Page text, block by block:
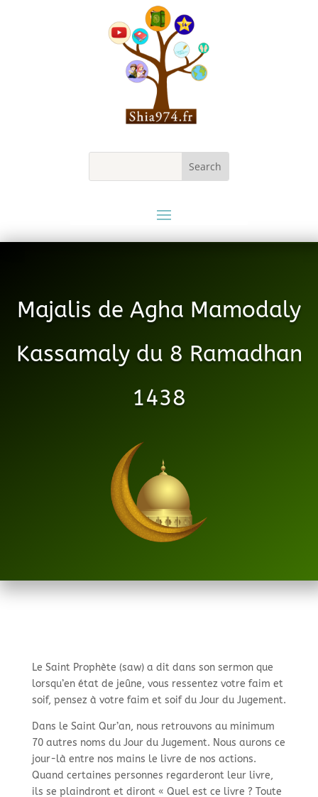
Majalis de Agha Mamodaly
Kassamaly du 8 Ramadhan
1438
Le Saint Prophète (saw) a dit dans son sermon que
lorsqu’en état de jeûne, vous ressentez votre faim et
soif, pensez à votre faim et soif du Jour du Jugement.
Dans le Saint Qur’an, nous retrouvons au minimum
70 autres noms du Jour du Jugement. Nous aurons ce
jour-là entre nos mains le livre de nos actions.
Quand certaines personnes regarderont leur livre,
ils se plaindront et diront « Quel est ce livre ? Toute